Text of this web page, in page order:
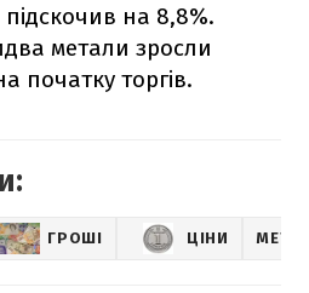
підскочив на 8,8%.
метали зросли
початку торгів.
ГРОШІ ЦІНИ